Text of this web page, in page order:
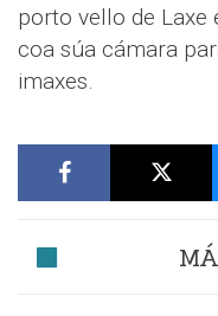
porto vello de Laxe
coa súa cámara
imaxes.